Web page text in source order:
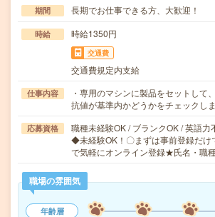
期間 長期でお仕事できる方、大歓迎！
時給 時給1350円
交通費
交通費規定内支給
仕事内容
・専用のマシンに製品をセットして
抗値が基準内かどうかをチェックし
応募資格
職種未経験OK / ブランクOK / 英語力
◆未経験OK！〇まずは事前登録だけ
で気軽にオンライン登録★氏名・職
職場の雰囲気
年齢層